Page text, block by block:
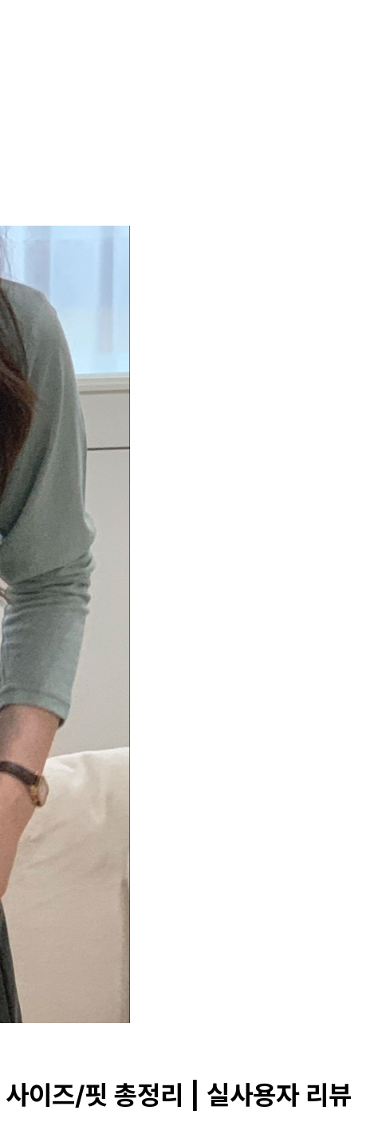
이즈/핏 총정리 | 실사용자 리뷰